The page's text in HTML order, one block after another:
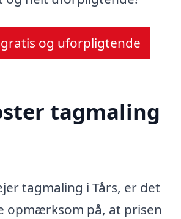
og uforpligtende
tagmaling
tagmaling i Tårs, er det
opmærksom på, at prisen